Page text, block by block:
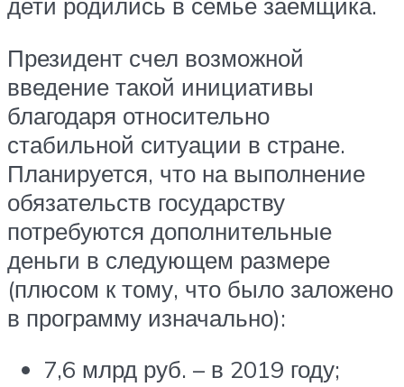
Президент счел возможной
введение такой инициативы
благодаря относительно
стабильной ситуации в стране.
Планируется, что на выполнение
обязательств государству
потребуются дополнительные
деньги в следующем размере
(плюсом к тому, что было заложено
в программу изначально):
7,6 млрд руб. – в 2019 году;